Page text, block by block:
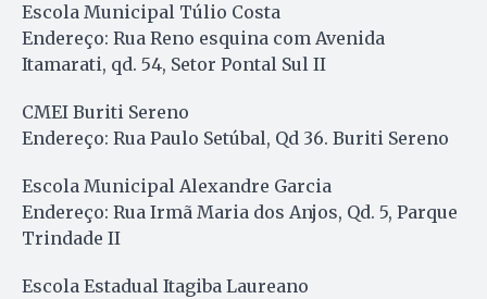
Escola Municipal Túlio Costa
Endereço: Rua Reno esquina com Avenida
Itamarati, qd. 54, Setor Pontal Sul II
CMEI Buriti Sereno
Endereço: Rua Paulo Setúbal, Qd 36. Buriti Sereno
Escola Municipal Alexandre Garcia
Endereço: Rua Irmã Maria dos Anjos, Qd. 5, Parque
Trindade II
Escola Estadual Itagiba Laureano